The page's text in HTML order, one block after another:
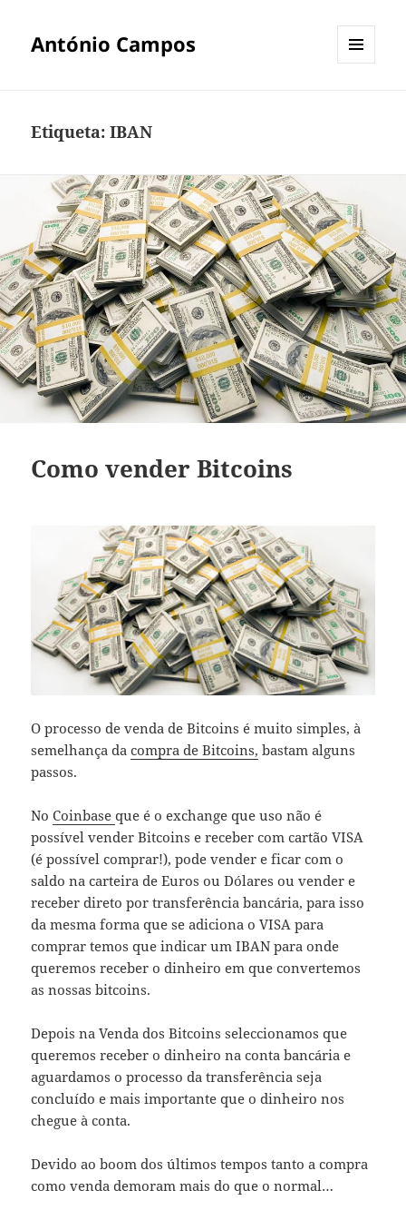
António Campos
Etiqueta:IBAN
Como vender Bitcoins
O processo de venda de Bitcoins é muito simples, à
semelhança dacompra de Bitcoins, bastam alguns
passos.
NoCoinbaseque é o exchange que uso não é
possível vender Bitcoins e receber com cartão VISA
(é possível comprar!), pode vender e ficar com o
saldo na carteira de Euros ou Dólares ou vender e
receber direto por transferência bancária, para isso
da mesma forma que se adiciona o VISA para
comprar temos que indicar um IBAN para onde
queremos receber o dinheiro em que convertemos
as nossas bitcoins.
Depois na Venda dos Bitcoins seleccionamos que
queremos receber o dinheiro na conta bancária e
aguardamos o processo da transferência seja
concluído e mais importante que o dinheiro nos
chegue à conta.
Devido ao boom dos últimos tempos tanto a compra
como venda demoram mais do que o normal…